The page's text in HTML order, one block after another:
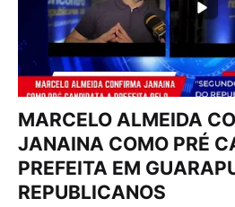
MARCELO ALMEIDA
JANAINA COMO PRÉ
PREFEITA EM
REPUBLICANOS